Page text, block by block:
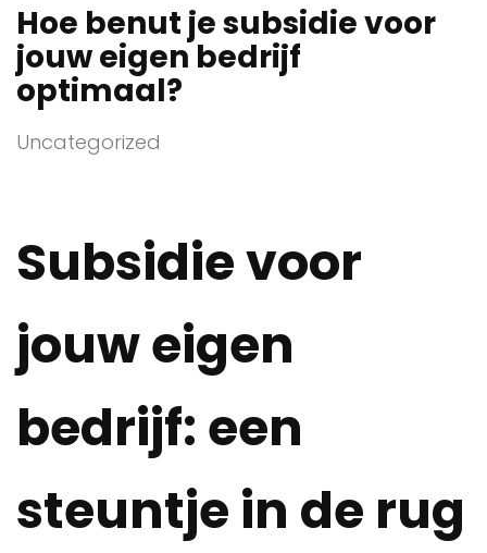
Hoe benut je subsidie voor
jouw eigen bedrijf
optimaal?
Uncategorized
Subsidie voor
jouw eigen
bedrijf: een
steuntje in de rug